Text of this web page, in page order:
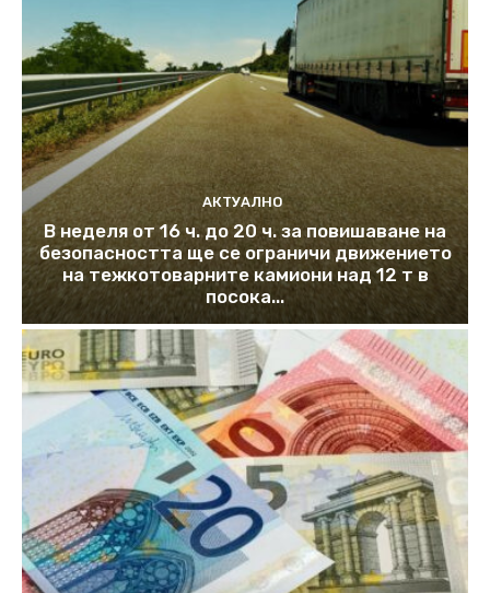
АКТУАЛНО
В неделя от 16 ч. до 20 ч. за повишаване на
безопасността ще се ограничи движението
на тежкотоварните камиони над 12 т в
посока...